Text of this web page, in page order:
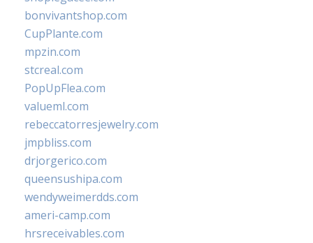
bonvivantshop.com
CupPlante.com
mpzin.com
stcreal.com
PopUpFlea.com
valueml.com
rebeccatorresjewelry.com
jmpbliss.com
drjorgerico.com
queensushipa.com
wendyweimerdds.com
ameri-camp.com
hrsreceivables.com